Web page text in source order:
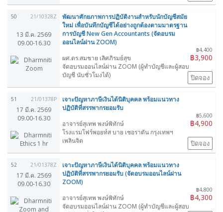
50 21/10328Z
13 มี.ค. 2569
09.00-16.30
พัฒนาศักยภาพการปฏิบัติงานสำหรับนักบัญชีสมัย
ใหม่ เพื่อบันทึกบัญชีได้อย่างถูกต้องตามมาตรฐาน
การบัญชี New Gen Accountants (จัดอบรม
ออนไลน์ผ่าน ZOOM)
฿4,400
฿3,900
ผศ.ดร.สมชาย เลิศภิรมย์สุข
จัดอบรมออนไลน์ผ่าน ZOOM (ผู้ทำบัญชีและผู้สอบ
บัญชี นับชั่วโมงได้)
ปิดจอง
51 21/01378P
17 มี.ค. 2569
09.00-16.30
เจาะปัญหาภาษีเงินได้นิติบุคคล พร้อมแนวทาง
ปฏิบัติที่สรรพากรยอมรับ
฿5,600
฿4,900
อาจารย์สุเทพ พงษ์พิทักษ์
โรงแรมโฟร์พอยท์ส บาย เชอราตัน กรุงเทพฯ
เพลินจิต
ปิดจอง
52 21/01378Z
17 มี.ค. 2569
09.00-16.30
เจาะปัญหาภาษีเงินได้นิติบุคคล พร้อมแนวทาง
ปฏิบัติที่สรรพากรยอมรับ (จัดอบรมออนไลน์ผ่าน
ZOOM)
฿4,800
฿4,300
อาจารย์สุเทพ พงษ์พิทักษ์
จัดอบรมออนไลน์ผ่าน ZOOM (ผู้ทำบัญชีและผู้สอบ